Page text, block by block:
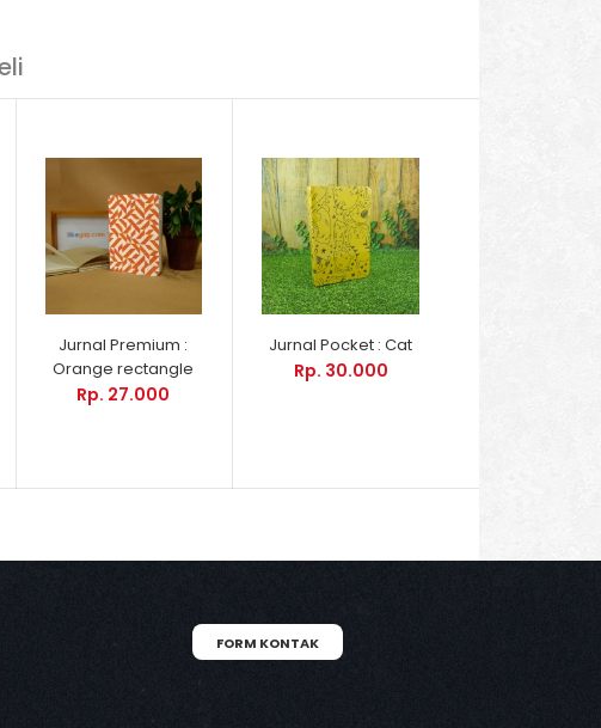
Jurnal Premium :
Orange rectangle
Rp. 27.000
Jurnal Pocket : Cat
Rp. 30.000
FORM KONTAK